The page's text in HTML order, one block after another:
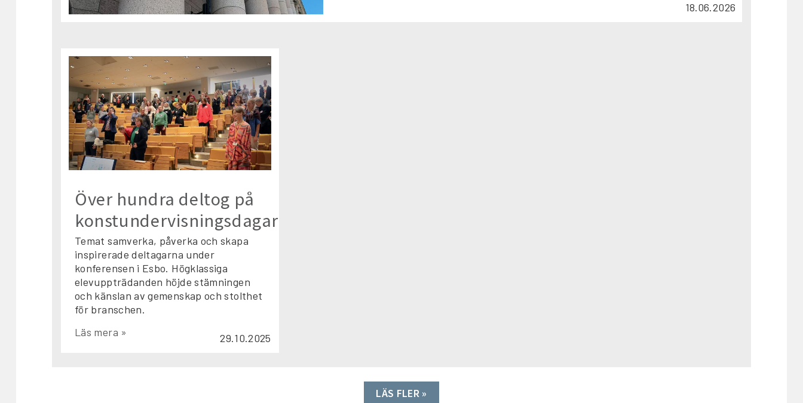
18.06.2026
Över hundra deltog på
konstundervisningsdagar
Temat samverka, påverka och skapa
inspirerade deltagarna under
konferensen i Esbo. Högklassiga
elevuppträdanden höjde stämningen
och känslan av gemenskap och stolthet
för branschen.
Läs mera »
29.10.2025
LÄS FLER »